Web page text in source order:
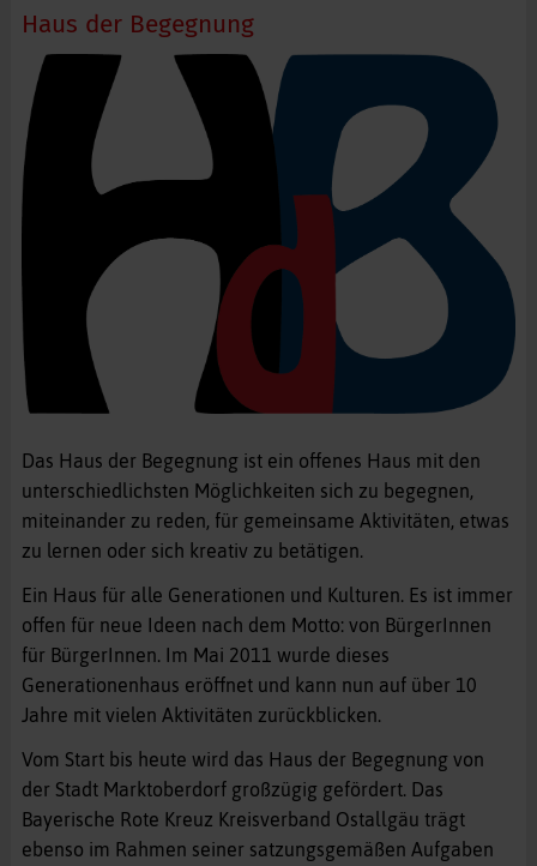
Haus der Begegnung
Das Haus der Begegnung ist ein offenes Haus mit den
unterschiedlichsten Möglichkeiten sich zu begegnen,
miteinander zu reden, für gemeinsame Aktivitäten, etwas
zu lernen oder sich kreativ zu betätigen.
Ein Haus für alle Generationen und Kulturen. Es ist immer
offen für neue Ideen nach dem Motto: von BürgerInnen
für BürgerInnen. Im Mai 2011 wurde dieses
Generationenhaus eröffnet und kann nun auf über 10
Jahre mit vielen Aktivitäten zurückblicken.
Vom Start bis heute wird das Haus der Begegnung von
der Stadt Marktoberdorf großzügig gefördert. Das
Bayerische Rote Kreuz Kreisverband Ostallgäu trägt
ebenso im Rahmen seiner satzungsgemäßen Aufgaben